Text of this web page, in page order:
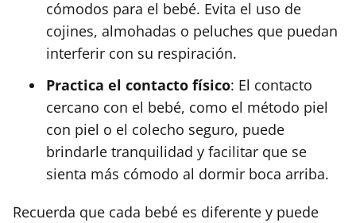
cómodos para el bebé. Evita el uso de
cojines, almohadas o peluches que puedan
interferir con su respiración.
Practica el contacto físico: El contacto
cercano con el bebé, como el método piel
con piel o el colecho seguro, puede
brindarle tranquilidad y facilitar que se
sienta más cómodo al dormir boca arriba.
Recuerda que cada bebé es diferente y puede